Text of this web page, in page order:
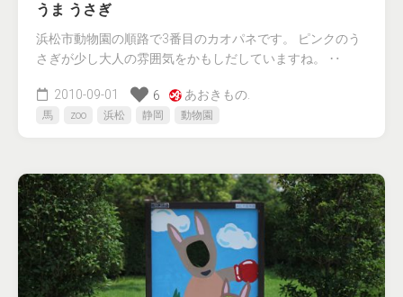
うま うさぎ
浜松市動物園の順路で3番目のカオパネです。 ピンクのう
さぎが少し大人の雰囲気をかもしだしていますね。 ‥
2010-09-01 6 あおきもの.
馬 zoo 浜松 静岡 動物園